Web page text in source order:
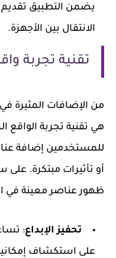
يضمن التطبيق
الانتقال بين الأجهزة.
تقنية تجربة
هي تقنية تجربة الواقع
للمستخدمين إضافة
أو تأثيرات مبتكرة. على
ظهور عناصر معينة في
تحفيز الإبداع:
على استكشاف